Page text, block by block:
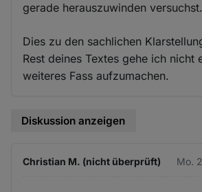
gerade herauszuwinden versuchst.
Dies zu den sachlichen
Rest deines Textes gehe ich nicht
weiteres Fass aufzumachen.
Diskussion anzeigen
Christian M. (nicht überprüft) Mo.